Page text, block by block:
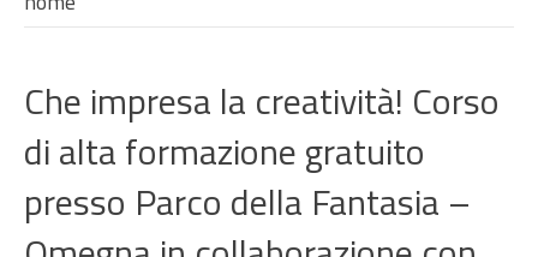
Che impresa la creatività! Corso
di alta formazione gratuito
presso Parco della Fantasia –